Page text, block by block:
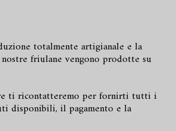
totalmente artigianale e la
friulane vengono prodotte su
ti ricontatteremo per fornirti tutti i
disponibili, il pagamento e la